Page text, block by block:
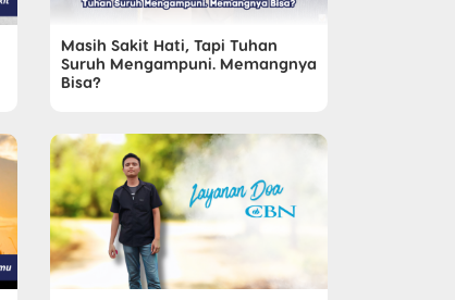
Masih Sakit Hati, Tapi Tuhan
Suruh Mengampuni. Memangnya
Bisa?